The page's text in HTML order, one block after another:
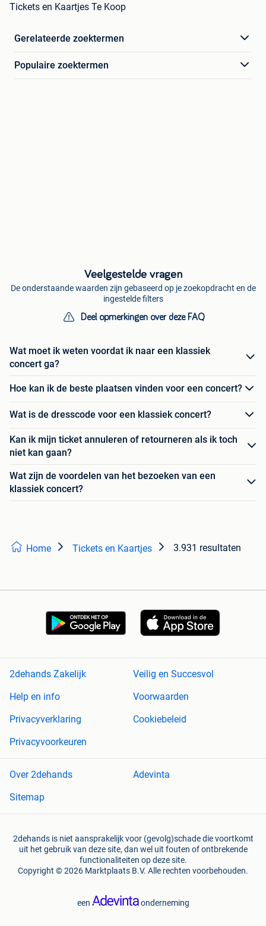
Tickets en Kaartjes Te Koop
Gerelateerde zoektermen
Populaire zoektermen
Veelgestelde vragen
De onderstaande waarden zijn gebaseerd op je zoekopdracht en de
ingestelde filters
Deel opmerkingen over deze FAQ
Wat moet ik weten voordat ik naar een klassiek
concert ga?
Hoe kan ik de beste plaatsen vinden voor een concert?
Wat is de dresscode voor een klassiek concert?
Kan ik mijn ticket annuleren of retourneren als ik toch
niet kan gaan?
Wat zijn de voordelen van het bezoeken van een
klassiek concert?
Home Tickets en Kaartjes 3.931 resultaten
2dehands Zakelijk
Veilig en Succesvol
Help en info
Voorwaarden
Privacyverklaring
Cookiebeleid
Privacyvoorkeuren
Over 2dehands
Adevinta
Sitemap
2dehands is niet aansprakelijk voor (gevolg)schade die voortkomt
uit het gebruik van deze site, dan wel uit fouten of ontbrekende
functionaliteiten op deze site.
Copyright © 2026 Marktplaats B.V. Alle rechten voorbehouden.
een onderneming